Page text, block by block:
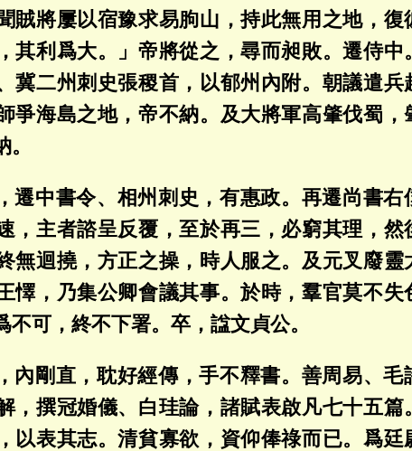
賊將屢以宿豫求易朐山，持此無用之地，復
其利爲大。」帝將從之，尋而昶敗。遷侍中
冀二州刺史張稷首，以郁州內附。朝議遣兵
爭海島之地，帝不納。及大將軍高肇伐蜀，
遷中書令、相州刺史，有惠政。再遷尚書右
，主者諮呈反覆，至於再三，必窮其理，然
無迴撓，方正之操，時人服之。及元叉廢靈
懌，乃集公卿會議其事。於時，羣官莫不失
不可，終不下署。卒，諡文貞公。
內剛直，耽好經傳，手不釋書。善周易、毛
，撰冠婚儀、白珪論，諸賦表啟凡七十五篇
以表其志。清貧寡欲，資仰俸祿而已。爲廷